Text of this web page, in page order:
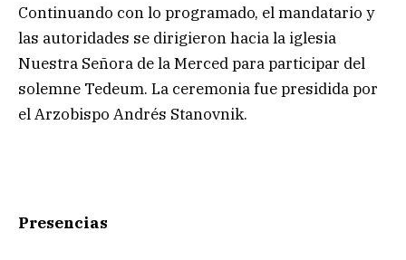
Continuando con lo programado, el mandatario y
las autoridades se dirigieron hacia la iglesia
Nuestra Señora de la Merced para participar del
solemne Tedeum. La ceremonia fue presidida por
el Arzobispo Andrés Stanovnik.
Presencias